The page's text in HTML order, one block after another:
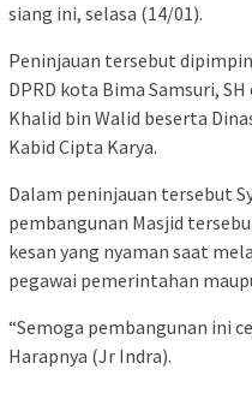
siang ini, selasa (14/01).
Peninjauan tersebut
DPRD kota Bima Samsuri,
Khalid bin Walid beserta
Kabid Cipta Karya.
Dalam peninjauan tersebut
pembangunan Masjid
kesan yang nyaman saat
pegawai pemerintahan
“Semoga pembangunan ini
Harapnya (Jr Indra).